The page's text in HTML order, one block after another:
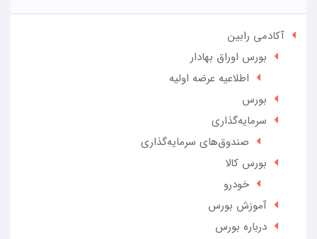
آکادمی رابین
بورس اوراق بهادار
اطلاعیه عرضه اولیه
بورس
سرمایه‌گذاری
صندوق‌های سرمایه‌گذاری
بورس کالا
خودرو
آموزش بورس
درباره بورس